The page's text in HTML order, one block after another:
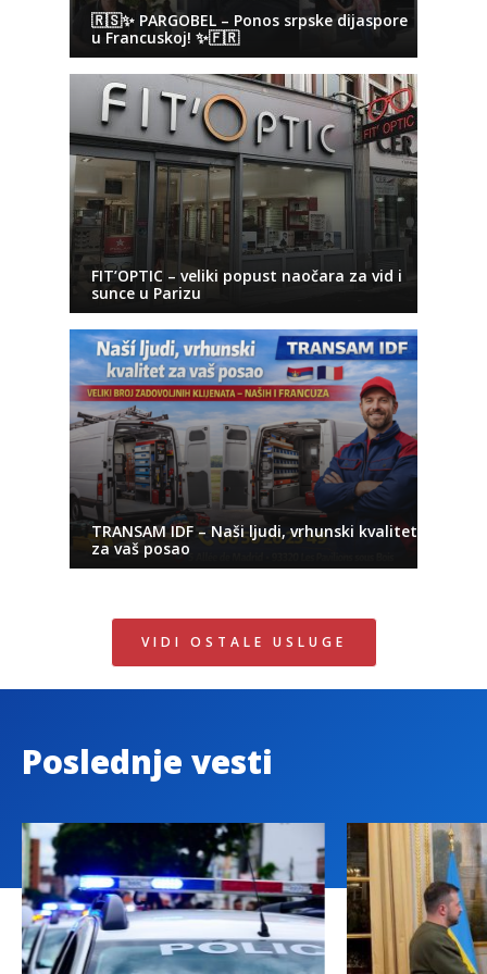
🇷🇸✨ PARGOBEL – Ponos srpske dijaspore
u Francuskoj! ✨🇫🇷
FIT’OPTIC – veliki popust naočara za vid i
sunce u Parizu
TRANSAM IDF – Naši ljudi, vrhunski kvalitet
za vaš posao
VIDI OSTALE USLUGE
Poslednje vesti